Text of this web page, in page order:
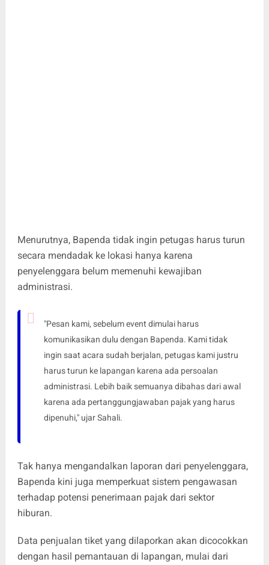
Menurutnya, Bapenda tidak ingin petugas harus turun
secara mendadak ke lokasi hanya karena
penyelenggara belum memenuhi kewajiban
administrasi.
"Pesan kami, sebelum event dimulai harus
komunikasikan dulu dengan Bapenda. Kami tidak
ingin saat acara sudah berjalan, petugas kami justru
harus turun ke lapangan karena ada persoalan
administrasi. Lebih baik semuanya dibahas dari awal
karena ada pertanggungjawaban pajak yang harus
dipenuhi," ujar Sahali.
Tak hanya mengandalkan laporan dari penyelenggara,
Bapenda kini juga memperkuat sistem pengawasan
terhadap potensi penerimaan pajak dari sektor
hiburan.
Data penjualan tiket yang dilaporkan akan dicocokkan
dengan hasil pemantauan di lapangan, mulai dari